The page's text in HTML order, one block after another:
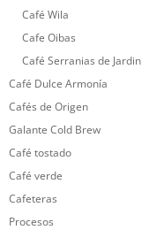
Café Wila
Cafe Oibas
Café Serranias de Jardin
Café Dulce Armonía
Cafés de Origen
Galante Cold Brew
Café tostado
Café verde
Cafeteras
Procesos